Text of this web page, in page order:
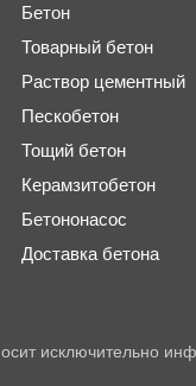
Бетон
Товарный бетон
Раствор цементный
Пескобетон
Тощий бетон
Керамзитобетон
Бетононасос
Доставка бетона
исключительно